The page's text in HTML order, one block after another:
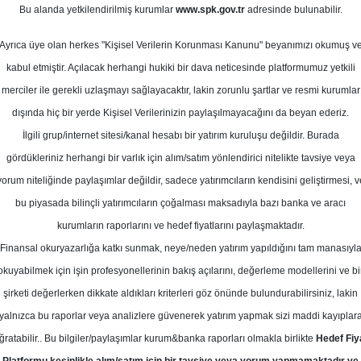
2025
Potansiyeli
Çarşamba, 02 Nisan 2025
Yatırım KOZAL Hedef Fiyat
KOZAL - Koza Altın için hedef
tavsiyesini "endeks altı
getiri"ye yükseltti
Bu alanda yetkilendirilmiş kurumlar www.spk.gov.tradresinde bulunabilir.
Ayrıca üye olan herkes "Kişisel Verilerin Korunması Kanunu" beyanımızı okumuş ve
kabul etmiştir. Açılacak herhangi hukiki bir dava neticesinde platformumuz yetkili
merciler ile gerekli uzlaşmayı sağlayacaktır, lakin zorunlu şartlar ve resmi kurumlar
dışında hiç bir yerde Kişisel Verilerinizin paylaşılmayacağını da beyan ederiz.
İlgili grup/internet sitesi/kanal hesabı bir yatırım kuruluşu değildir. Burada
gördükleriniz herhangi bir varlık için alım/satım yönlendirici nitelikte tavsiye veya
niteliğinde paylaşımlar değildir, sadece yatırımcıların kendisini geliştirmesi,
bu piyasada bilinçli yatırımcıların çoğalması maksadıyla bazı banka ve aracı
kurumların raporlarını ve hedef fiyatlarını paylaşmaktadır.
Finansal okuryazarlığa katkı sunmak, neye/neden yatırım yapıldığını tam manasıyla
için işin profesyonellerinin bakış açılarını, değerleme modellerini ve
şirketi değerlerken dikkate aldıkları kriterleri göz önünde bulundurabilirsiniz, lakin
yalnızca bu raporlar veya analizlere güvenerek yatırım yapmak sizi maddi
Bu bilgiler/paylaşımlar kurum&banka raporları olmakla birlikte Hedef